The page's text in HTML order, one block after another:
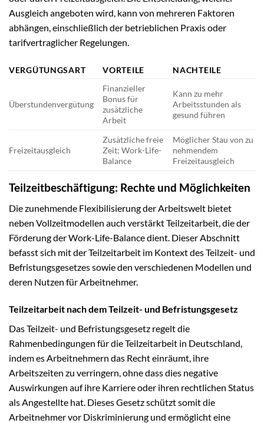
Ausgleich angeboten wird, kann von mehreren Faktoren
abhängen, einschließlich der betrieblichen Praxis oder
tarifvertraglicher Regelungen.
VERGÜTUNGSART VORTEILE NACHTEILE
Überstundenvergütung
Finanzieller
Bonus für
zusätzliche
Arbeit
Kann zu mehr
Arbeitsstunden als
gesund führen
Freizeitausgleich
Zusätzliche freie
Zeit; Work-Life-
Balance
Möglicher Stau von zu
nehmendem
Freizeitausgleich
Teilzeitbeschäftigung: Rechte und Möglichkeiten
Die zunehmende Flexibilisierung der Arbeitswelt bietet
neben Vollzeitmodellen auch verstärkt Teilzeitarbeit, die der
Förderung der Work-Life-Balance dient. Dieser Abschnitt
befasst sich mit der Teilzeitarbeit im Kontext des Teilzeit- und
Befristungsgesetzes sowie den verschiedenen Modellen und
deren Nutzen für Arbeitnehmer.
Teilzeitarbeit nach dem Teilzeit- und Befristungsgesetz
Das Teilzeit- und Befristungsgesetz regelt die
Rahmenbedingungen für die Teilzeitarbeit in Deutschland,
indem es Arbeitnehmern das Recht einräumt, ihre
Arbeitszeiten zu verringern, ohne dass dies negative
Auswirkungen auf ihre Karriere oder ihren rechtlichen Status
als Angestellte hat. Dieses Gesetz schützt somit die
Arbeitnehmer vor Diskriminierung und ermöglicht eine